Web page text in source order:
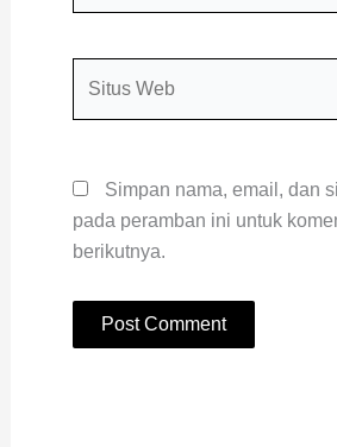
Simpan nama, email, dan
pada peramban ini untuk
berikutnya.